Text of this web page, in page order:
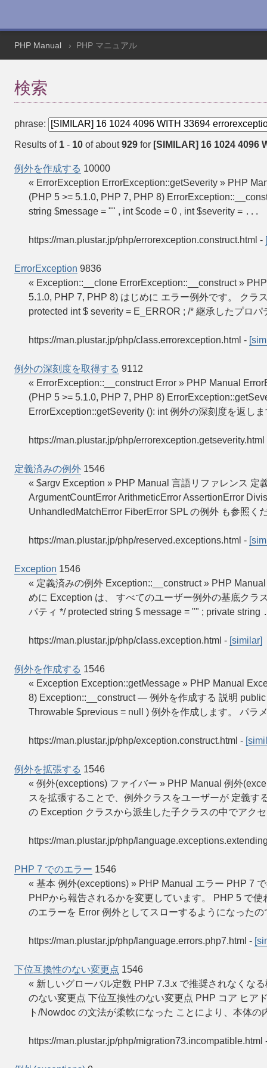
PHP Manual PHP マニュアル
検索
phrase:
Results of 1 - 10 of about929 for [SIMILAR] 16 1024 4096
例外を作成する 10000
« ErrorException ErrorException::getSeverity » PHP
(PHP 5 >= 5.1.0, PHP 7, PHP 8)
string $message = "" , int $code = 0 , int $severity = ...
https://man.plustar.jp/php/errorexception.construct.html -
ErrorException 9836
« Exception::__clone ErrorException::__construct »
5.1.0, PHP 7, PHP 8) はじめに エラー例外です。 クラ
protected int $ severity = E_ERROR ; /* 継承したプロパ
https://man.plustar.jp/php/class.errorexception.html -
例外の深刻度を取得する 9112
« ErrorException::__construct Error » PHP Manual
(PHP 5 >= 5.1.0, PHP 7, PHP 8)
ErrorException::getSeverity (): int 例外の深刻度を返し
https://man.plustar.jp/php/errorexception.getseverity.html
定義済みの例外 1546
« $argv Exception » PHP Manual 言語リファレンス 定
ArgumentCountError ArithmeticError AssertionError
UnhandledMatchError FiberError SPL の例外 も参照く
https://man.plustar.jp/php/reserved.exceptions.html -
Exception 1546
« 定義済みの例外 Exception::__construct » PHP
めに Exception は、 すべてのユーザー例外の基底クラ
パティ */ protected string $ message = "" ; private string
https://man.plustar.jp/php/class.exception.html - [similar]
例外を作成する 1546
« Exception Exception::getMessage » PHP Manual
8) Exception::__construct — 例外を作成する 説明
Throwable $previous = null ) 例外を作成します。 パラ
https://man.plustar.jp/php/exception.construct.html -
例外を拡張する 1546
« 例外(exceptions) ファイバー » PHP Manual 例外
スを拡張することで、例外クラスをユーザーが 定義
の Exception クラスから派生した子クラスの中でアク
https://man.plustar.jp/php/
PHP 7 でのエラー 1546
« 基本 例外(exceptions) » PHP Manual エラー PHP 7
PHPから報告されるかを変更しています。 PHP 5 で
のエラーを Error 例外としてスローするようになった
https://man.plustar.jp/php/language.errors.php7.html -
下位互換性のない変更点 1546
« 新しいグローバル定数 PHP 7.3.x で推奨されなくな
のない変更点 下位互換性のない変更点 PHP コア ヒア
ト/Nowdoc の文法が柔軟になった ことにより、本体
https://man.plustar.jp/php/migration73.incompatible.html